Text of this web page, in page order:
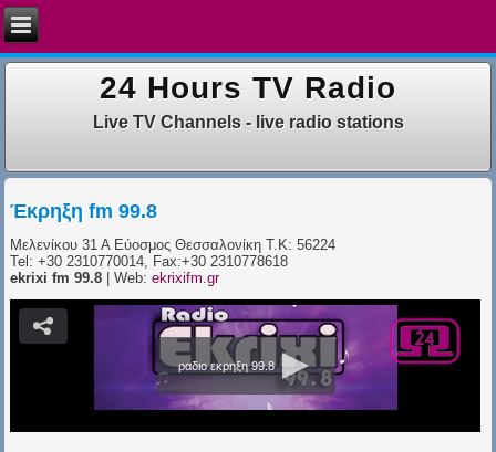
24 Hours TV Radio
Live TV Channels - live radio stations
Έκρηξη fm 99.8
Μελενίκου 31 Α Εύοσμος Θεσσαλονίκη Τ.Κ: 56224
Tel: +30 2310770014, Fax:+30 2310778618
ekrixi fm 99.8 | Web:ekrixifm.gr
ραδιο εκρηξη 99.8